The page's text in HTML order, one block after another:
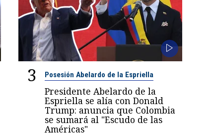
3 Posesión Abelardo de la Espriella
Presidente Abelardo de la
Espriella se alía con Donald
Trump: anuncia que Colombia
se sumará al "Escudo de las
Américas"